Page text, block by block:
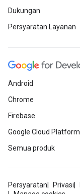
Dukungan
Persyaratan Layanan
Android
Chrome
Firebase
Google Cloud Platform
Semua produk
Persyaratan Privasi